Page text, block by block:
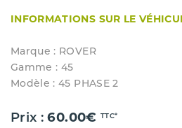
INFORMATIONS SUR LE
Marque : ROVER
Gamme : 45
Modèle : 45 PHASE 2
Prix :60.00€ TTC*